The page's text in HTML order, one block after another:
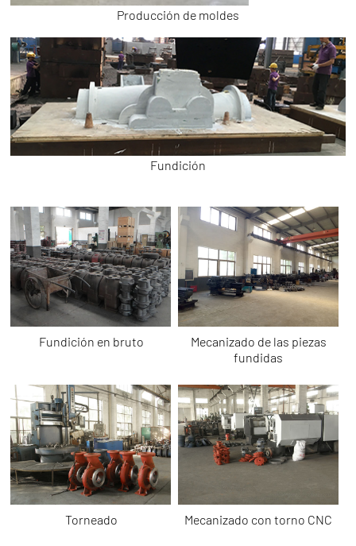
Producción de moldes
Fundición
Fundición en bruto
Mecanizado de las piezas
fundidas
Torneado Mecanizado con torno CNC